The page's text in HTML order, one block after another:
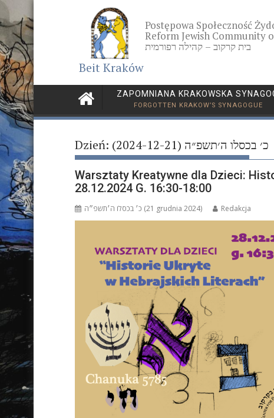
to
Beit Kraków
Postępowa Społeczność
Reform Jewish Community
בית קרקוב – קהילה רפורמית
ZAPOMNIANA KRAKOWSKA
FORGOTTEN KRAKOW’S SYNAGOGUE
Dzień: כ׳ בכסלו ה׳תשפ״ה (2024-12-21)
Warsztaty Kreatywne dla Dzieci:
28.12.2024 G. 16:30-18:00
כ׳ בכסלו ה׳תשפ״ה (21 grudnia 2024) Redakcja